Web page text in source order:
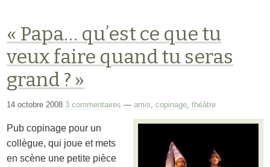
« Papa… qu’est ce que tu
veux faire quand tu seras
grand ? »
14 octobre 2008 3 commentaires —amis ,copinage ,théâtre
Pub copinage pour un
collègue, qui joue et mets
en scène une petite pièce